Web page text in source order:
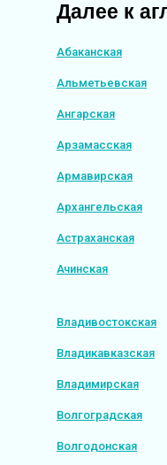
Альметьевская
Ангарская
Арзамасская
Армавирская
Архангельская
Абаканская
Ачинская
Астраханская
Владивостокская
Владикавказская
Владимирская
Волгоградская
Волгодонская
Далее к